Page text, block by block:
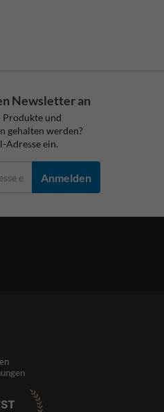
Newsletter an
Produkte und
gehalten werden?
Adresse ein.
Anmelden